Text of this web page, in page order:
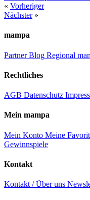
« Vorheriger
Nächster»
mampa
PartnerBlog Regional
Rechtliches
AGB Datenschutz
Mein mampa
Mein Konto Meine
Gewinnspiele
Kontakt
Kontakt / Über uns